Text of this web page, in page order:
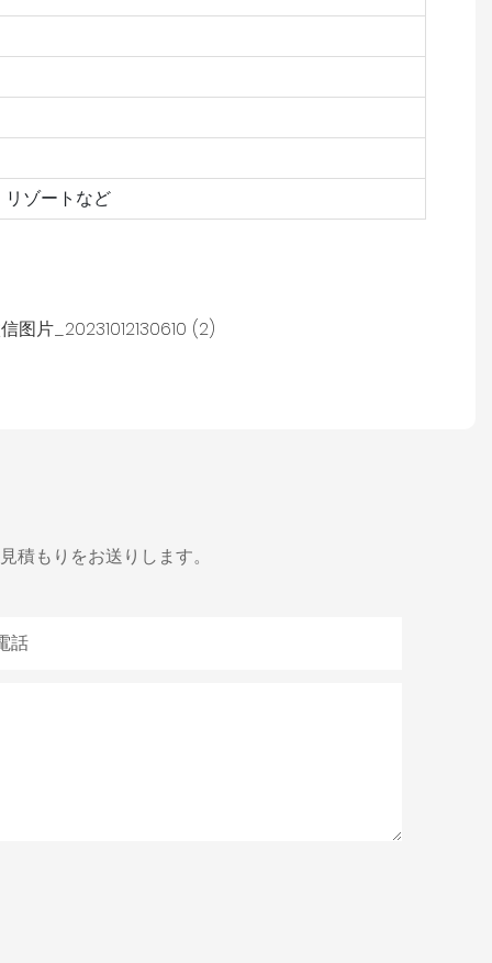
ゾートなど
もりをお送りします。
話